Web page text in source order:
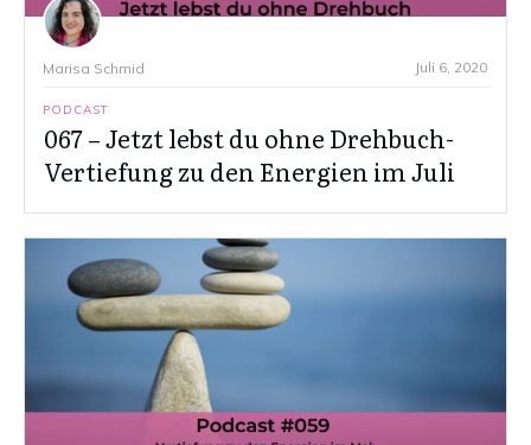
Marisa Schmid Juli 6, 2020
PODCAST
067 – Jetzt lebst du ohne Drehbuch-
Vertiefung zu den Energien im Juli